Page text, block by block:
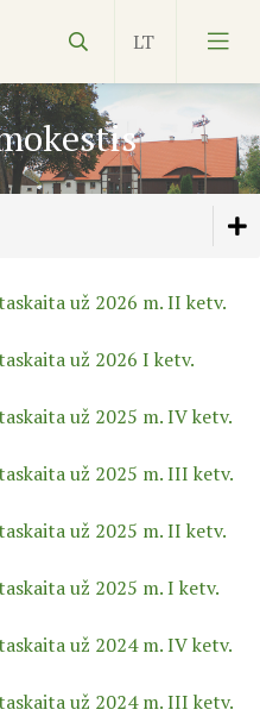
PROJEKTAS ''KODAS:
LIETUVOS MOKYKLA-
LIETUVOS MOKYKLA-
rinkiniai
už 2026 m. II ketv.
už 2026 I ketv.
už 2025 m. IV ketv.
už 2025 m. III ketv.
už 2025 m. II ketv.
už 2025 m. I ketv.
už 2024 m. IV ketv.
už 2024 m. III ketv.